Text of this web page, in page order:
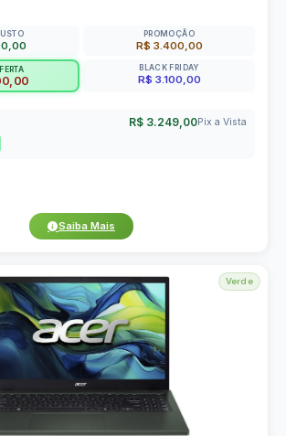
PROMOÇÃO
R$ 3.400,00
BLACK FRIDAY
R$ 3.100,00
R$ 3.249,00Pix a Vista
Saiba Mais
Verde